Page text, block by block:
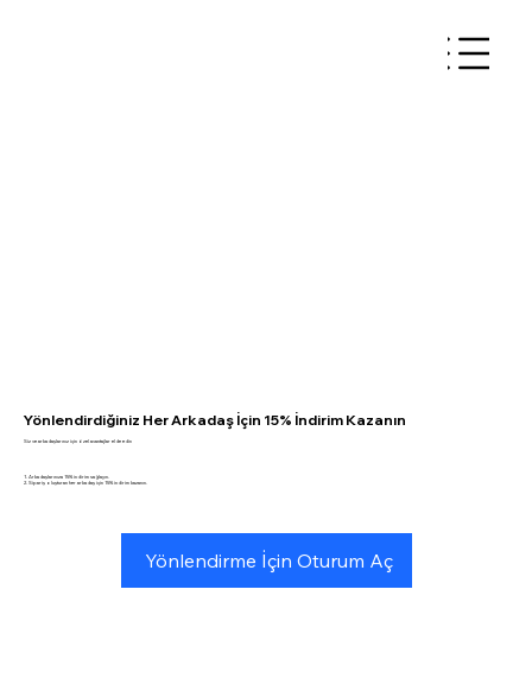
Yönlendirdiğiniz Her Arkadaş İçin 15% İndirim Kazanın
Siz ve arkadaşlarınız için özel avantajlar elde edin
Arkadaşlarınıza 15% indirim sağlayın.
Sipariş oluşturan her arkadaş için 15% indirim kazanın.
Yönlendirme İçin Oturum Aç